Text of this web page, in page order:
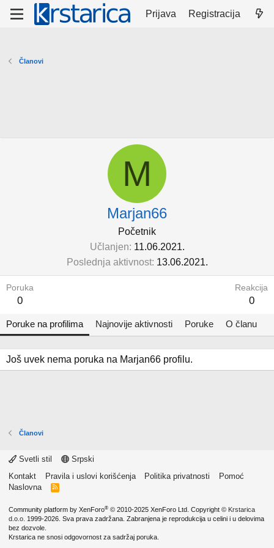
Prijava Registracija
Članovi
M
Marjan66
Početnik
Učlanjen 11.06.2021.
Poslednja aktivnost 13.06.2021.
Poruka
0
Reakcija
0
Poruke na profilima Najnovije aktivnosti Poruke O članu
Još uvek nema poruka na Marjan66 profilu.
Članovi
Svetli stil
Srpski
Kontakt
Pravila i uslovi korišćenja Politika privatnosti
Pomoć
Naslovna
R
Community platform by XenForo® © 2010-2025 XenForo Ltd. Copyright © Krstarica
d.o.o. 1999-2026. Sva prava zadržana. Zabranjena je reprodukcija u celini i u delovima
bez dozvole.
Krstarica ne snosi odgovornost za sadržaj poruka.